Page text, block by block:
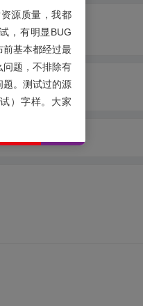
源质量，我都
，有明显BUG
前基本都经过最
问题，不排除有
题。测试过的源
）字样。大家